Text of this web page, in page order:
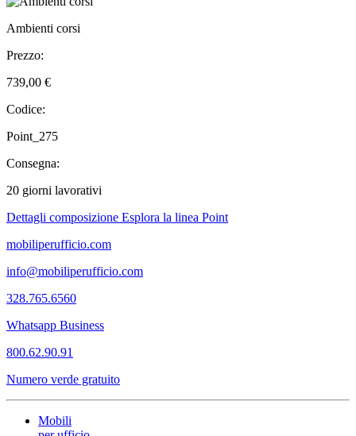
Ambienti corsi
Prezzo:
739,00 €
Codice:
Point_275
Consegna:
20 giorni lavorativi
Dettagli composizione Esplora la linea Point
mobiliperufficio.com
info@mobiliperufficio.com
328.765.6560
Whatsapp Business
800.62.90.91
Numero verde gratuito
Mobili